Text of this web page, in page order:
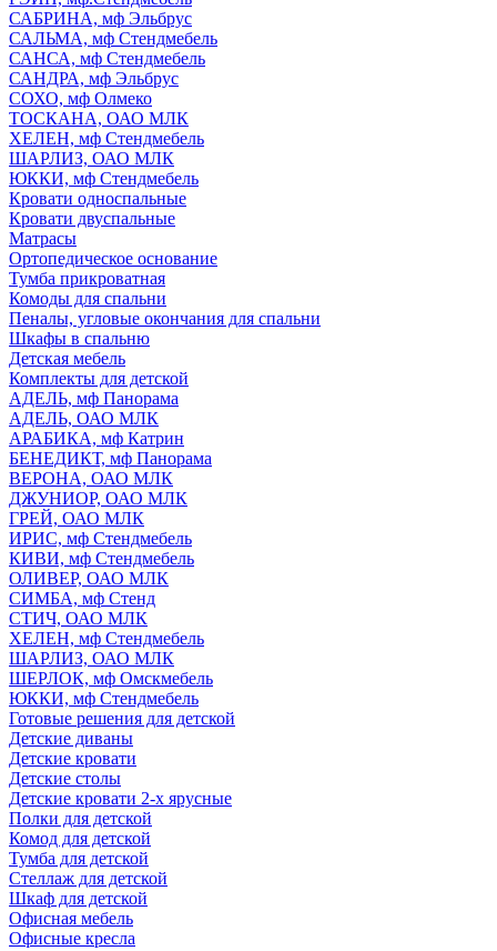
САБРИНА, мф Эльбрус
САЛЬМА, мф Стендмебель
САНСА, мф Стендмебель
САНДРА, мф Эльбрус
СОХО, мф Олмеко
ТОСКАНА, ОАО МЛК
ХЕЛЕН, мф Стендмебель
ШАРЛИЗ, ОАО МЛК
ЮККИ, мф Стендмебель
Кровати односпальные
Кровати двуспальные
Матрасы
Ортопедическое основание
Тумба прикроватная
Комоды для спальни
Пеналы, угловые окончания для спальни
Шкафы в спальню
Детская мебель
Комплекты для детской
АДЕЛЬ, мф Панорама
АДЕЛЬ, ОАО МЛК
АРАБИКА, мф Катрин
БЕНЕДИКТ, мф Панорама
ВЕРОНА, ОАО МЛК
ДЖУНИОР, ОАО МЛК
ГРЕЙ, ОАО МЛК
ИРИС, мф Стендмебель
КИВИ, мф Стендмебель
ОЛИВЕР, ОАО МЛК
СИМБА, мф Стенд
СТИЧ, ОАО МЛК
ХЕЛЕН, мф Стендмебель
ШАРЛИЗ, ОАО МЛК
ШЕРЛОК, мф Омскмебель
ЮККИ, мф Стендмебель
Готовые решения для детской
Детские диваны
Детские кровати
Детские столы
Детские кровати 2-х ярусные
Полки для детской
Комод для детской
Тумба для детской
Стеллаж для детской
Шкаф для детской
Офисная мебель
Офисные кресла